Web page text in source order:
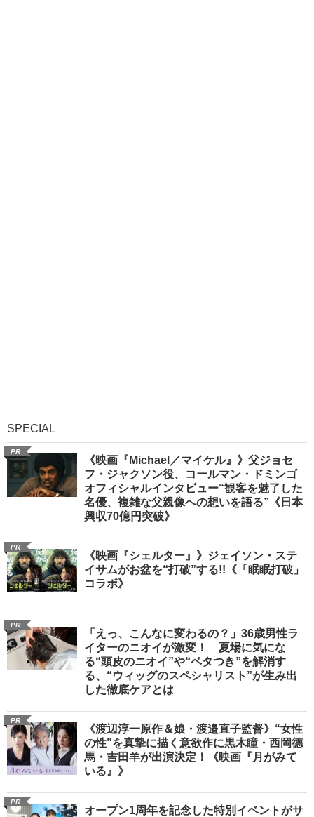
SPECIAL
PR
《映画『Michael／マイケル』》父ジョセ
フ・ジャクソン役、コールマン・ドミンゴ
オフィシャルインタビュー“観客を魅了した
名優、複雑な父親像への想いを語る”《日本
興収70億円突破》
PR
《映画『シェルター』》ジェイソン・ステ
イサムがお盆を“打破”する!!《「眠眠打破」
コラボ》
PR
「えっ、こんなに変わるの？」36歳男性ラ
イターのニオイが激変！ 夏場に気にな
る“頭皮のニオイ”や“ベタつき”を解消す
る、“ウィッグのスペシャリスト”が生み出
した徹底ケアとは
PR
《渡辺淳一原作＆娘・渡邉直子監督》“女性
の性”を真摯に描く意欲作に黒木瞳・西岡德
馬・吉田羊が出演決定！《映画『月がみて
いる』》
PR
オープン1周年を記念した特別イベントがサ